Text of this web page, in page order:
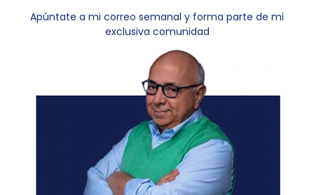
Apúntate a mi correo semanal y forma parte de mi
exclusiva comunidad